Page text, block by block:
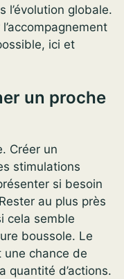
l’évolution globale.
ici et
un proche
Créer un
stimulations
si besoin
au plus près
cela semble
boussole. Le
chance de
quantité d’actions.